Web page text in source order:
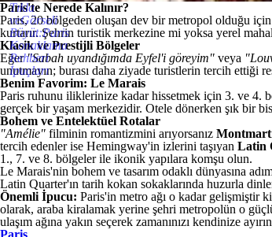
Tıkla
veGörseli
Büyüt:Paris
Konaklama
Rehberi
İpuçları
Paris'te Nerede Kalınır?
Paris, 20 bölgeden oluşan dev bir metropol olduğu
kurtarır. Şehrin turistik merkezine mi yoksa yerel
Klasik ve Prestijli Bölgeler
Eğer"Sabah uyandığımda Eyfel'i göreyim" veya
unutmayın; burası daha ziyade turistlerin tercih ettiği
Benim Favorim: Le Marais
Paris ruhunu iliklerinize kadar hissetmek için 3. ve 4.
gerçek bir yaşam merkezidir. Otele dönerken şık bir
Bohem ve Entelektüel Rotalar
"Amélie" filminin romantizmini arıyorsanız
tercih edenler ise Hemingway'in izlerini taşıyan Latin
1., 7. ve 8. bölgeler ile ikonik yapılara komşu olun.
Le Marais'nin bohem ve tasarım odaklı dünyasına
Latin Quarter'ın tarih kokan sokaklarında huzurla
Önemli İpucu: Paris'in metro ağı o kadar gelişmiştir
olarak, araba kiralamak yerine şehri metropolün o
ulaşım ağına yakın seçerek zamanınızı kendinize
Paris